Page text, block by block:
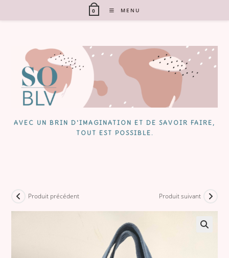
to
0 MENU
AVEC UN BRIN D'IMAGINATION ET DE SAVOIR FAIRE,
TOUT EST POSSIBLE.
Produit précédent Produit suivant